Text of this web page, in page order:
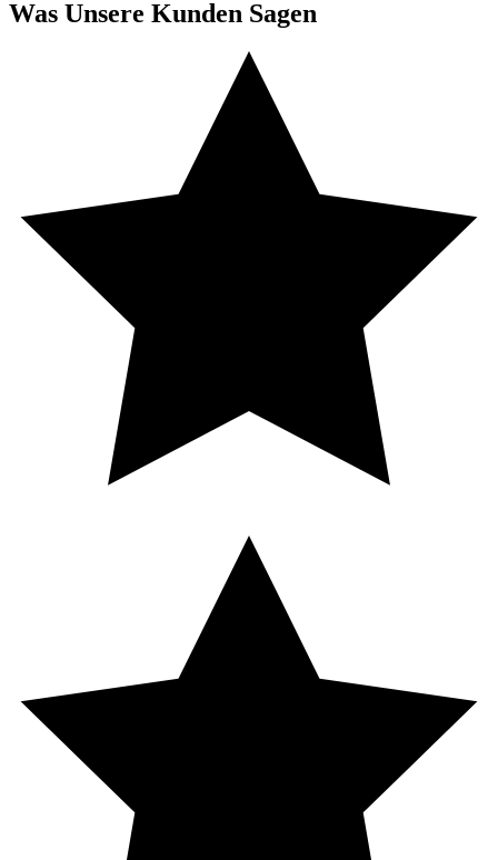
Was Unsere Kunden Sagen